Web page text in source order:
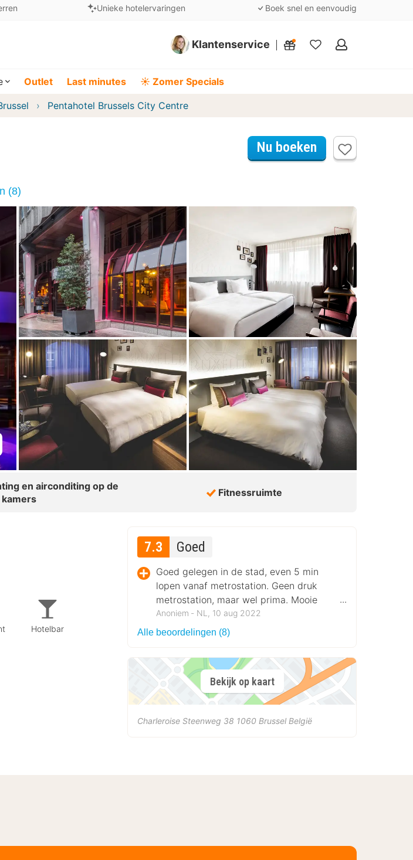
Unieke hotelervaringen Boek snel en eenvoudig
Klantenservice
Mijn
Outlet Last minutes ☀️ Zomer Specials
Pentahotel Brussels City Centre
Nu boeken
(8)
en airconditing op de
kamers
Fitnessruimte
Hotelbar
7.3 Goed
Goed gelegen in de stad, even 5 min
lopen vanaf metrostation. Geen druk
metrostation, maar wel prima. Mooie
lounge. Prima kamer.
Anoniem ‐ NL, 10 aug 2022
Alle beoordelingen (8)
Bekijk op kaart
Charleroise Steenweg 38 1060 Brussel België